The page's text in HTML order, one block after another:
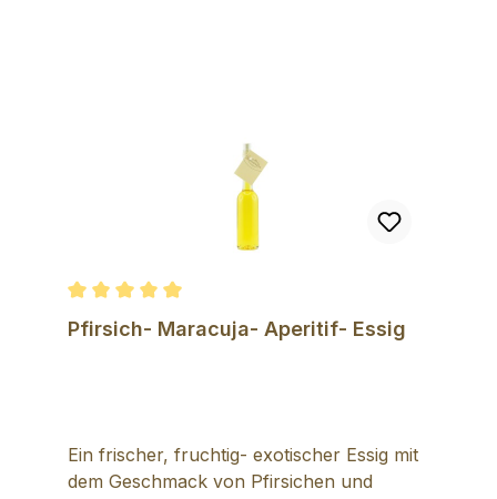
Durchschnittliche Bewertung von 5 von 5 Sternen
Pfirsich- Maracuja- Aperitif- Essig
Ein frischer, fruchtig- exotischer Essig mit
dem Geschmack von Pfirsichen und